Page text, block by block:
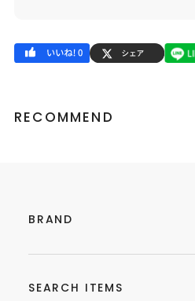
RECOMMEND
BRAND
SEARCH ITEMS